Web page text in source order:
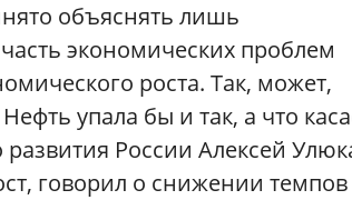
объяснять лишь
экономических проблем
роста. Так, может,
упала бы и так, а что
России Алексей
говорил о снижении темпов